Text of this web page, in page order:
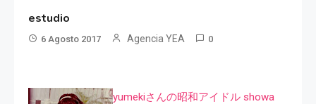
estudio
6 Agosto 2017 Agencia YEA 0
yumekiさんの昭和アイドル showa